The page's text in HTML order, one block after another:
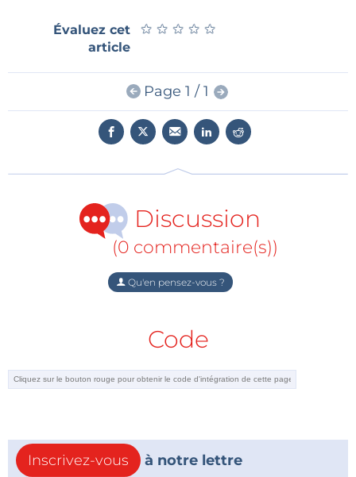
Évaluez cet
article
★ ★ ★ ★ ★
★ ★ ★ ★ ★
Page 1 / 1
Discussion
(0 commentaire(s))
Qu'en pensez-vous ?
Code
Inscrivez-vous
à notre lettre